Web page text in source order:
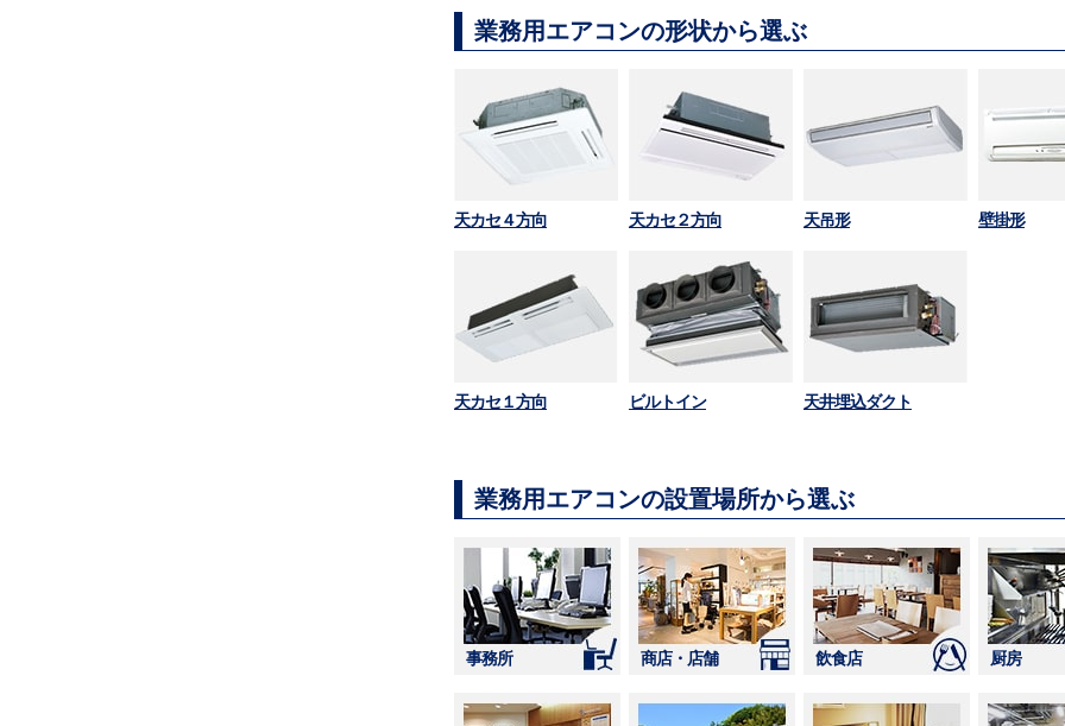
業務用エアコンの形状から選ぶ
天カセ４方向 天カセ２方向 天吊形 壁掛形
天カセ１方向 ビルトイン 天井埋込ダクト
業務用エアコンの設置場所から選ぶ
事務所 商店・店舗 飲食店 厨房